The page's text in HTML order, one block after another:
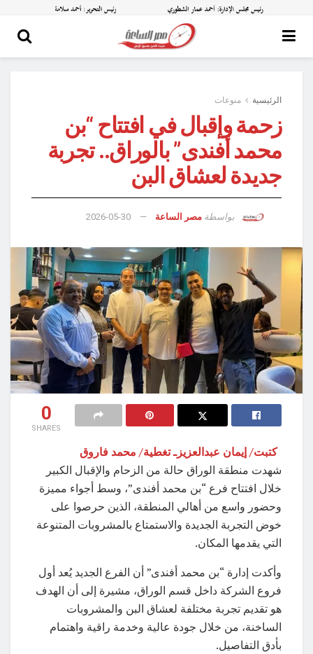
الرئيسية منوعات
زحمة وإقبال في افتتاح “بن
محمد أفندى” بالوراق.. تجربة
جديدة لعشاق البن
بواسطة مصر الساعة 2026-05-30
0
SHARES
كتبت/ إيمان عبدالعزيزـ تغطية/ محمد فاروق
شهدت منطقة الوراق حالة من الزحام والإقبال الكبير
خلال افتتاح فرع “بن محمد أفندى”، وسط أجواء مميزة
وحضور واسع من أهالي المنطقة، الذين حرصوا على
خوض التجربة الجديدة والاستمتاع بالمشروبات المتنوعة
التي يقدمها المكان.
وأكدت إدارة “بن محمد أفندى” أن الفرع الجديد يُعد أول
فروع الشركة داخل قسم الوراق، مشيرة إلى أن الهدف
هو تقديم تجربة مختلفة لعشاق البن والمشروبات
الساخنة، من خلال جودة عالية وخدمة راقية واهتمام
بأدق التفاصيل.